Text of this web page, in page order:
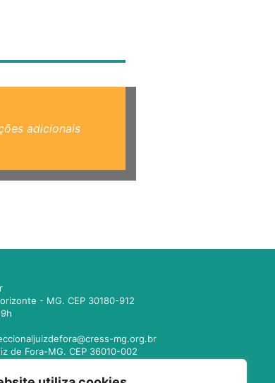
adicionais
- MG. CEP 30180-912
mg.org.br
de Fora-MG. CEP 36010-002